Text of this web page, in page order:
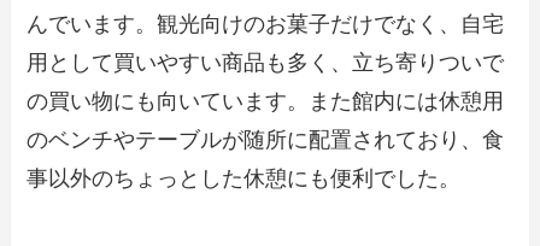
んでいます。観光向けのお菓子だけでなく、自宅
用として買いやすい商品も多く、立ち寄りついで
の買い物にも向いています。また館内には休憩用
のベンチやテーブルが随所に配置されており、食
事以外のちょっとした休憩にも便利でした。